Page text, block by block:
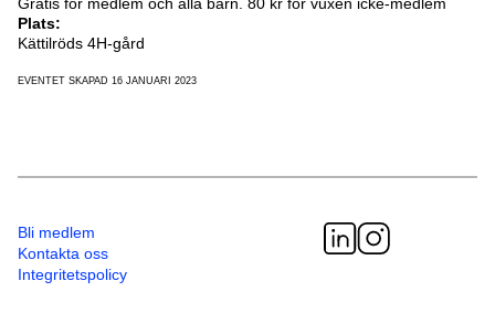
Plats:
Kättilröds 4H-gård
EVENTET SKAPAD 16 JANUARI 2023
Bli medlem
Kontakta oss
Integritetspolicy